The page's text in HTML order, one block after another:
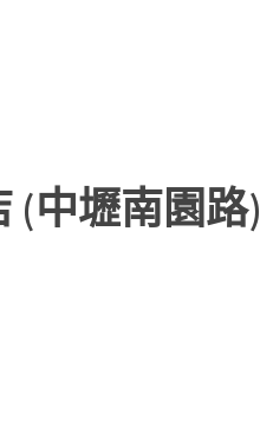
(中壢南園路)